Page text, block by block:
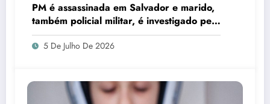
PM é assassinada em Salvador e marido,
também policial militar, é investigado pelo
crime
5 De Julho De 2026